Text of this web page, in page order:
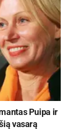
Puipa ir
vasarą